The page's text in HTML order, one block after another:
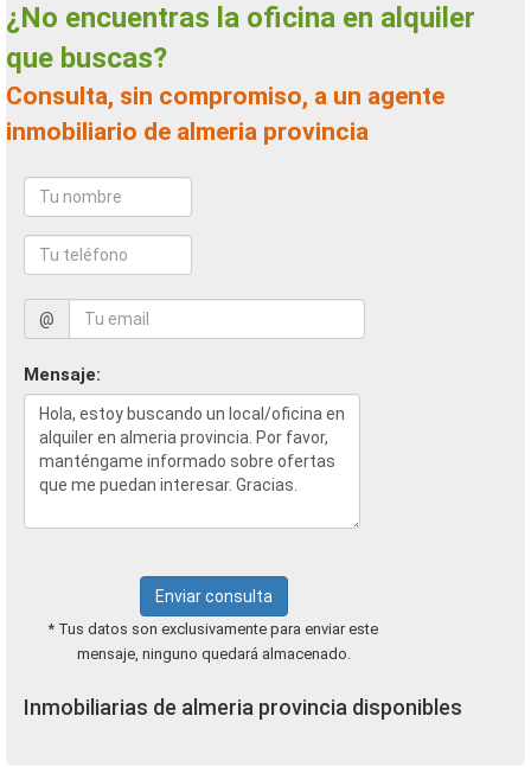
¿No encuentras la oficina en alquiler
que buscas?
Consulta, sin compromiso, a un agente
inmobiliario de almeria provincia
@
Mensaje:
Enviar consulta
* Tus datos son exclusivamente para enviar este
mensaje, ninguno quedará almacenado.
Inmobiliarias de almeria provincia disponibles